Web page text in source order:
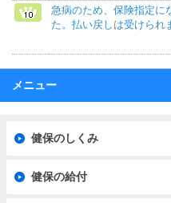
急病のため、保険指定に
た。払い戻しは受けられ
メニュー
健保のしくみ
健保の給付